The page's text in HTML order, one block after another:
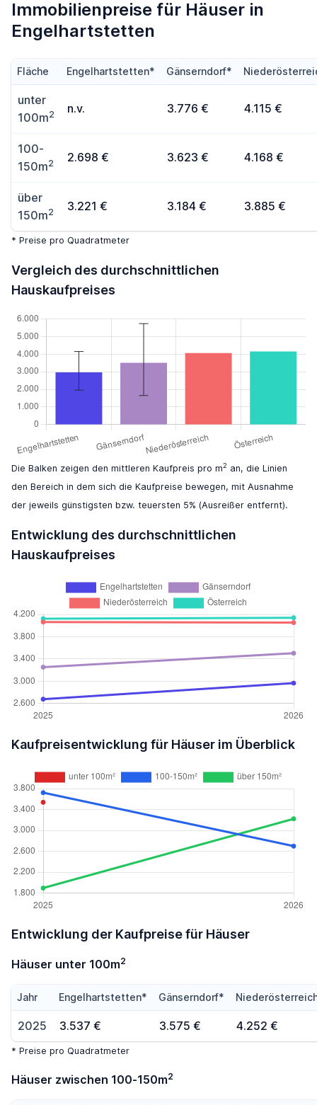
Immobilienpreise für Häuser in
Engelhartstetten
Fläche Engelhartstetten* Gänserndorf*
unter
100m2 n.v. 3.776 € 4.115 €
100-
150m2 2.698 € 3.623 € 4.168 €
über
150m2 3.221 € 3.184 € 3.885 €
* Preise pro Quadratmeter
Vergleich des durchschnittlichen
Hauskaufpreises
Die Balken zeigen den mittleren Kaufpreis pro m2 an, die Linien
den Bereich in dem sich die Kaufpreise bewegen, mit Ausnahme
der jeweils günstigsten bzw. teuersten 5% (Ausreißer entfernt).
Entwicklung des durchschnittlichen
Hauskaufpreises
Kaufpreisentwicklung für Häuser im Überblick
Entwicklung der Kaufpreise für Häuser
Häuser unter 100m2
Jahr Engelhartstetten* Gänserndorf*
2025 3.537 € 3.575 € 4.252 €
* Preise pro Quadratmeter
Häuser zwischen 100-150m2